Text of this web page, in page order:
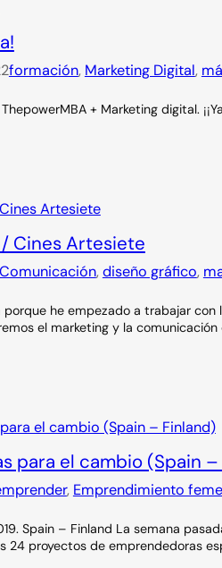
formación, Marketing Digital,
+ Marketing digital.
Cines Artesiete
Comunicación, diseño gráfico,
he empezado a trabajar con
el marketing y la
para el cambio (Spain
, Emprendimiento
Spain – Finland La semana
24 proyectos de emprendedoras